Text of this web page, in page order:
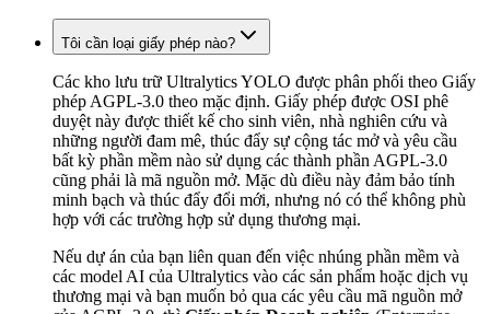
Tôi cần loại giấy phép nào?
Các kho lưu trữ Ultralytics YOLO được phân phối theo Giấy
phép AGPL-3.0 theo mặc định. Giấy phép được OSI phê
duyệt này được thiết kế cho sinh viên, nhà nghiên cứu và
những người đam mê, thúc đẩy sự cộng tác mở và yêu cầu
bất kỳ phần mềm nào sử dụng các thành phần AGPL-3.0
cũng phải là mã nguồn mở. Mặc dù điều này đảm bảo tính
minh bạch và thúc đẩy đổi mới, nhưng nó có thể không phù
hợp với các trường hợp sử dụng thương mại.
Nếu dự án của bạn liên quan đến việc nhúng phần mềm và
các model AI của Ultralytics vào các sản phẩm hoặc dịch vụ
thương mại và bạn muốn bỏ qua các yêu cầu mã nguồn mở